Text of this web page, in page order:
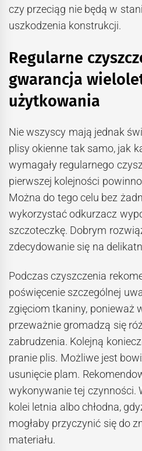
czy przeciąg nie będą w
uszkodzenia konstrukcji.
Regularne
gwarancja
użytkowania
Nie wszyscy mają jednak
plisy okienne tak samo, jak
wymagały regularnego
pierwszej kolejności
Można do tego celu bez
wykorzystać odkurzacz
szczoteczkę. Dobrym
zdecydowanie się na
Podczas czyszczenia
poświęcenie szczególnej
zgięciom tkaniny, ponieważ
przeważnie gromadzą się
zabrudzenia. Kolejną
pranie plis. Możliwe jest
usunięcie plam.
wykonywanie tej czynności.
kolei letnia albo chłodna,
mogłaby przyczynić się do
materiału.